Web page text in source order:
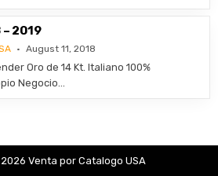
2019
August 11, 2018
Oro de 14 Kt. Italiano 100%
Negocio…
Venta por Catalogo USA